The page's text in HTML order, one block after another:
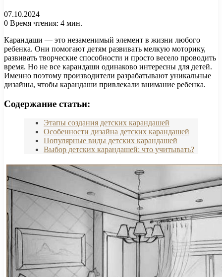
07.10.2024
0 Время чтения: 4 мин.
Карандаши — это незаменимый элемент в жизни любого
ребенка. Они помогают детям развивать мелкую моторику,
развивать творческие способности и просто весело проводить
время. Но не все карандаши одинаково интересны для детей.
Именно поэтому производители разрабатывают уникальные
дизайны, чтобы карандаши привлекали внимание ребенка.
Содержание статьи:
Этапы создания детских карандашей
Особенности дизайна детских карандашей
Популярные виды детских карандашей
Выбор детских карандашей: что учитывать?